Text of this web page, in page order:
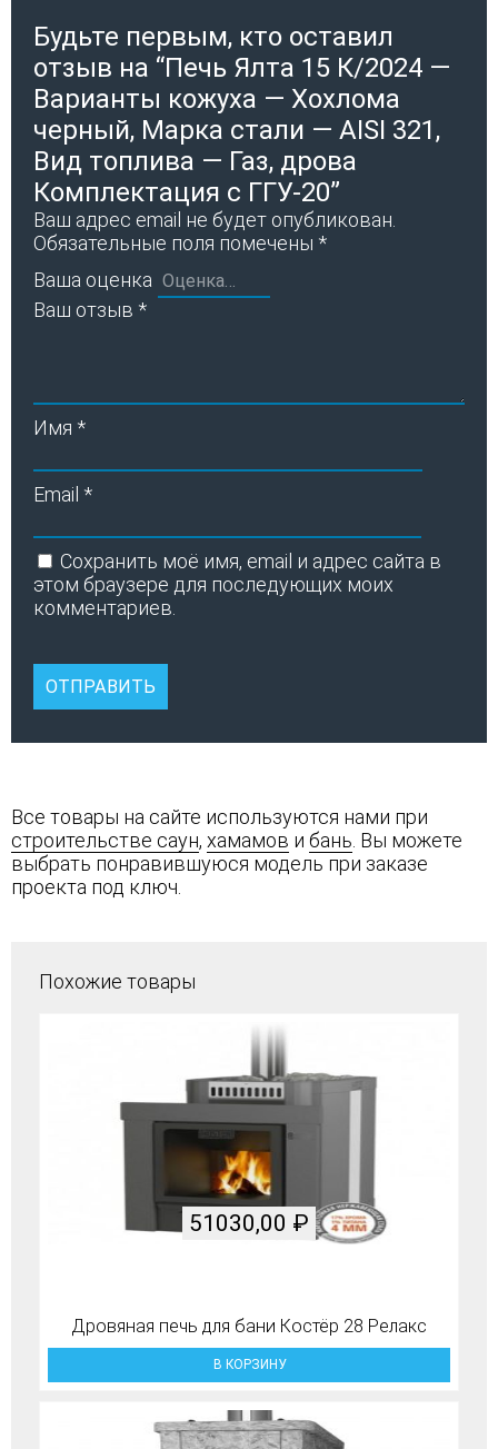
Будьте первым, кто оставил
отзыв на “Печь Ялта 15 К/2024 —
Варианты кожуха — Хохлома
черный, Марка стали — AISI 321,
Вид топлива — Газ, дрова
Комплектация с ГГУ-20”
Ваш адрес email не будет опубликован.
Обязательные поля помечены *
Ваша оценка
Ваш отзыв *
Имя *
Email *
Сохранить моё имя, email и адрес сайта в
этом браузере для последующих моих
комментариев.
Все товары на сайте используются нами при
строительстве саун, хамамов и бань . Вы можете
выбрать понравившуюся модель при заказе
проекта под ключ.
Похожие товары
Дровяная печь для бани Костёр 28 Релакс
51030,00 ₽
В КОРЗИНУ